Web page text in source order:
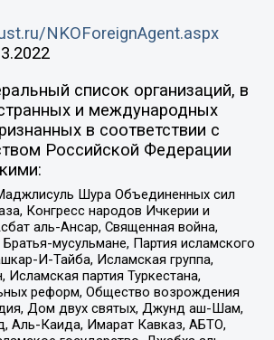
NKOForeignAgent.aspx
список организаций, в
и международных
в соответствии с
Российской Федерации
Шура Объединенных сил
Конгресс народов Ичкерии и
аль-Ансар, Священная война,
Братья-мусульмане, Партия исламского
И-Тайба, Исламская группа,
партия Туркестана,
реформ, Общество возрождения
Дом двух святых, Джунд аш-Шам,
Аль-Каида, Имарат Кавказ, АБТО,